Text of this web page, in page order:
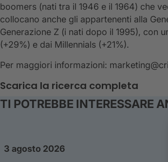
boomers (nati tra il 1946 e il 1964) che
collocano anche gli appartenenti alla
Generazione Z (i nati dopo il 1995), con
(+29%) e dai Millennials (+21%).
Per maggiori informazioni:
Scarica la ricerca completa
TI POTREBBE INTERESSARE
3 agosto 2026